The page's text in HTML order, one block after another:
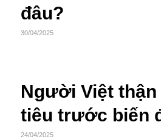
đâu?
30/04/2025
Người Việt
tiêu trước biến
24/04/2025